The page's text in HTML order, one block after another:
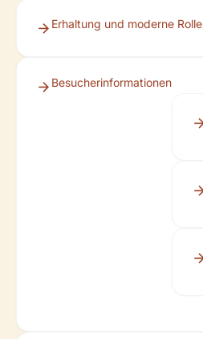
Erhaltung und moderne Rolle
Besucherinformationen